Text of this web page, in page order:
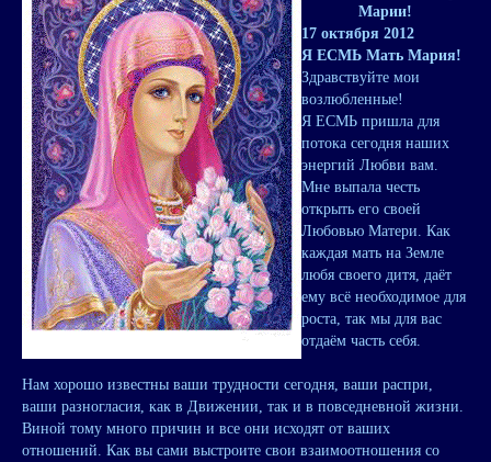
Марии!
17 октября 2012
Я ЕСМЬ Мать Мария!
Здравствуйте мои
возлюбленные!
Я ЕСМЬ пришла для
потока сегодня наших
энергий Любви вам.
Мне выпала честь
открыть его своей
Любовью Матери. Как
каждая мать на Земле
любя своего дитя, даёт
ему всё необходимое для
роста, так мы для вас
отдаём часть себя.
Нам хорошо известны ваши трудности сегодня, ваши распри,
ваши разногласия, как в Движении, так и в повседневной жизни.
Виной тому много причин и все они исходят от ваших
отношений. Как вы сами выстроите свои взаимоотношения со